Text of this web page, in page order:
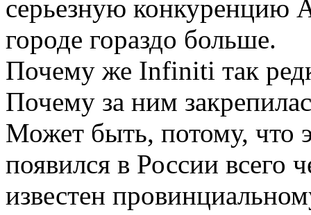
серьезную конкуренцию
городе гораздо больше.
Почему же Infiniti так
Почему за ним
Может быть, потому, что
появился в России всего
известен